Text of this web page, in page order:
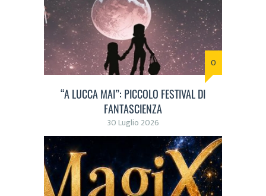
0
“A LUCCA MAI”: PICCOLO FESTIVAL DI
FANTASCIENZA
30 Luglio 2026